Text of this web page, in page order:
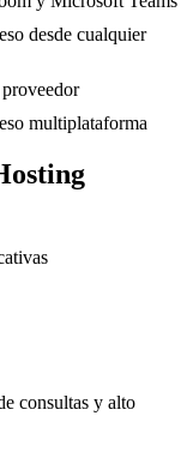
desde cualquier
multiplataforma
consultas y alto